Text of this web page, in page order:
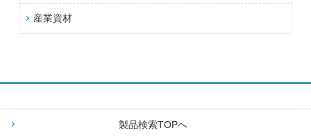
産業資材
製品検索TOPへ